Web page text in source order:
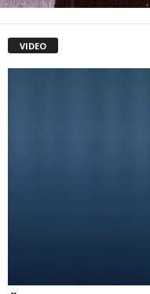
VIDEO